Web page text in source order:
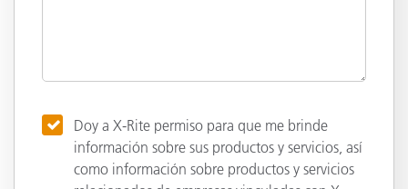
Doy a X-Rite permiso para que me brinde
información sobre sus productos y servicios, así
como información sobre productos y servicios